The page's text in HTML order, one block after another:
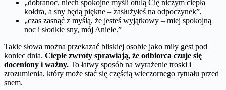
„dobranoc, niech spokojne myśli otulą Cię niczym ciepła
kołdra, a sny będą piękne – zasłużyłeś na odpoczynek”,
„czas zasnąć z myślą, że jesteś wyjątkowy – miej spokojną
noc i słodkie sny, mój Aniele.”
Takie słowa można przekazać bliskiej osobie jako miły gest pod
koniec dnia. Ciepłe zwroty sprawiają, że odbiorca czuje się
doceniony i ważny. To łatwy sposób na wyrażenie troski i
zrozumienia, który może stać się częścią wieczornego rytuału przed
snem.